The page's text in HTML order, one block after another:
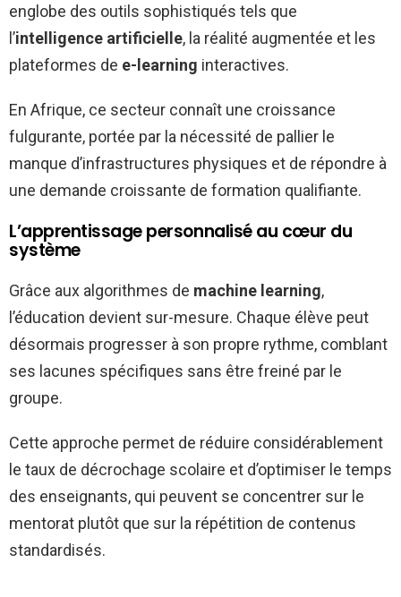
englobe des outils sophistiqués tels que
l’intelligence artificielle, la réalité augmentée et les
plateformes de e-learning interactives.
En Afrique, ce secteur connaît une croissance
fulgurante, portée par la nécessité de pallier le
manque d’infrastructures physiques et de répondre à
une demande croissante de formation qualifiante.
L’apprentissage personnalisé au cœur du
système
Grâce aux algorithmes de machine learning,
l’éducation devient sur-mesure. Chaque élève peut
désormais progresser à son propre rythme, comblant
ses lacunes spécifiques sans être freiné par le
groupe.
Cette approche permet de réduire considérablement
le taux de décrochage scolaire et d’optimiser le temps
des enseignants, qui peuvent se concentrer sur le
mentorat plutôt que sur la répétition de contenus
standardisés.